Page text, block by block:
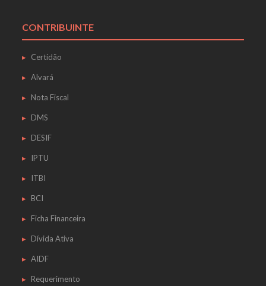
CONTRIBUINTE
Certidão
Alvará
Nota Fiscal
DMS
DESIF
IPTU
ITBI
BCI
Ficha Financeira
Dívida Ativa
AIDF
Requerimento